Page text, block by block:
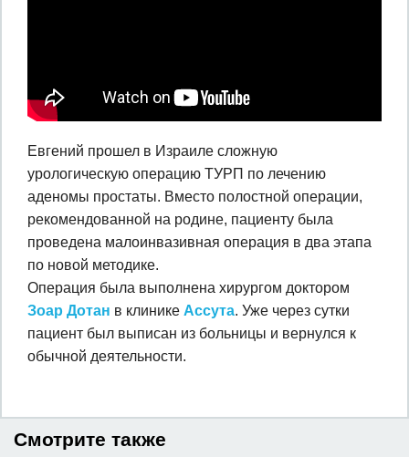
Евгений прошел в Израиле сложную
урологическую операцию ТУРП по лечению
аденомы простаты. Вместо полостной операции,
рекомендованной на родине, пациенту была
проведена малоинвазивная операция в два этапа
по новой методике.
Операция была выполнена хирургом доктором
Зоар Дотан в клинике Ассута. Уже через сутки
пациент был выписан из больницы и вернулся к
обычной деятельности.
Смотрите также